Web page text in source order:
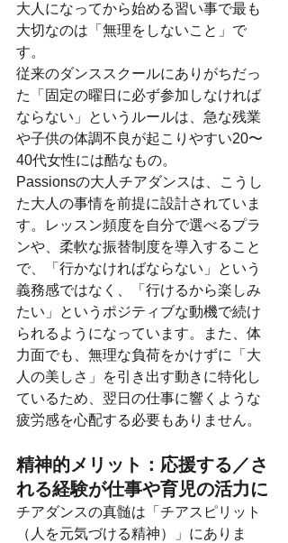
大人になってから始める習い事で最も
大切なのは「無理をしないこと」で
す。
従来のダンススクールにありがちだっ
た「固定の曜日に必ず参加しなければ
ならない」というルールは、急な残業
や子供の体調不良が起こりやすい20〜
40代女性には酷なもの。
Passionsの大人チアダンスは、こうし
た大人の事情を前提に設計されていま
す。レッスン頻度を自分で選べるプラ
ンや、柔軟な振替制度を導入すること
で、「行かなければならない」という
義務感ではなく、「行けるから楽しみ
たい」というポジティブな動機で続け
られるようになっています。また、体
力面でも、無理な負荷をかけずに「大
人の美しさ」を引き出す動きに特化し
ているため、翌日の仕事に響くような
疲労感を心配する必要もありません。
精神的メリット：応援する／さ
れる経験が仕事や育児の活力に
チアダンスの真髄は「チアスピリット
（人を元気づける精神）」にありま